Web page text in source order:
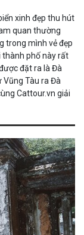
xinh đẹp thu hút
quan thường
trong mình vẻ đẹp
thành phố này rất
đặt ra là Đà
Vũng Tàu ra Đà
Cattour.vn giải